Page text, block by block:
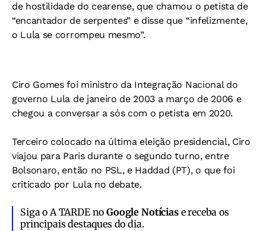
de hostilidade do cearense, que chamou o petista de
“encantador de serpentes” e disse que “infelizmente,
o Lula se corrompeu mesmo”.
Ciro Gomes foi ministro da Integração Nacional do
governo Lula de janeiro de 2003 a março de 2006 e
chegou a conversar a sós com o petista em 2020.
Terceiro colocado na última eleição presidencial, Ciro
viajou para Paris durante o segundo turno, entre
Bolsonaro, então no PSL, e Haddad (PT), o que foi
criticado por Lula no debate.
Siga o A TARDE noGoogle Notíciase receba os
principais destaques do dia.